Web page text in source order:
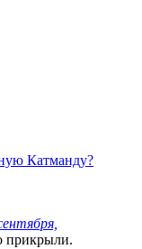
Катманду?
прикрыли.